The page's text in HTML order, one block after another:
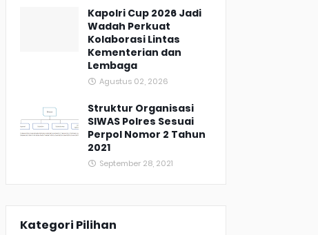
Kapolri Cup 2026 Jadi
Wadah Perkuat
Kolaborasi Lintas
Kementerian dan
Lembaga
Agustus 02, 2026
Struktur Organisasi
SIWAS Polres Sesuai
Perpol Nomor 2 Tahun
2021
September 28, 2021
Kategori Pilihan